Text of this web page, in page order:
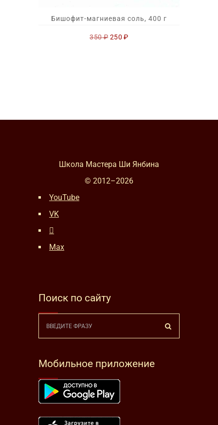
Бишофит-магниевая соль, 400 г
350₽ Первоначальная
250₽Текущая
Школа Мастера Ши Янбина
© 2012–2026
YouTube
VK
Max
Поиск по сайту
Мобильное приложение